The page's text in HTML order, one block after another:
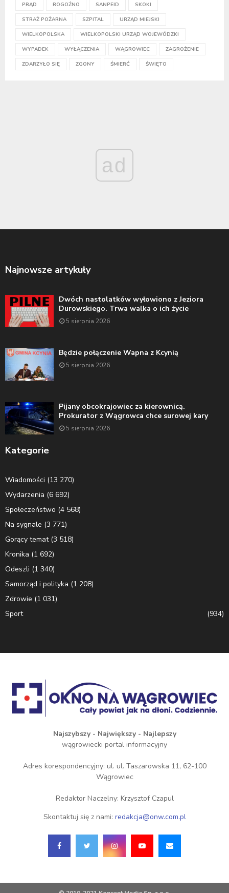
PRĄD ROGOŹNO SANPEID SKOKI
STRAŻ POŻARNA SZPITAL URZĄD MIEJSKI
WIELKOPOLSKA WIELKOPOLSKI URZĄD WOJEWÓDZKI
WYPADEK WYŁĄCZENIA WĄGROWIEC ZAGROŻENIE
ZDARZYŁO SIĘ ZGONY ŚMIERĆ ŚWIĘTO
ad
Najnowsze artykuły
Dwóch nastolatków wyłowiono z Jeziora
Durowskiego. Trwa walka o ich życie
5 sierpnia 2026
Będzie połączenie Wapna z Kcynią
5 sierpnia 2026
Pijany obcokrajowiec za kierownicą.
Prokurator z Wągrowca chce surowej kary
5 sierpnia 2026
Kategorie
Wiadomości (13 270)
Wydarzenia (6 692)
Społeczeństwo (4 568)
Na sygnale (3 771)
Gorący temat(3 518)
Kronika (1 692)
Odeszli (1 340)
Samorząd i polityka (1 208)
Zdrowie (1 031)
Sport
(934)
Najszybszy - Największy - Najlepszy
wągrowiecki portal informacyjny
Adres korespondencyjny: ul. ul. Taszarowska 11, 62-100
Wągrowiec
Redaktor Naczelny: Krzysztof Czapul
Skontaktuj się z nami: redakcja@onw.com.pl